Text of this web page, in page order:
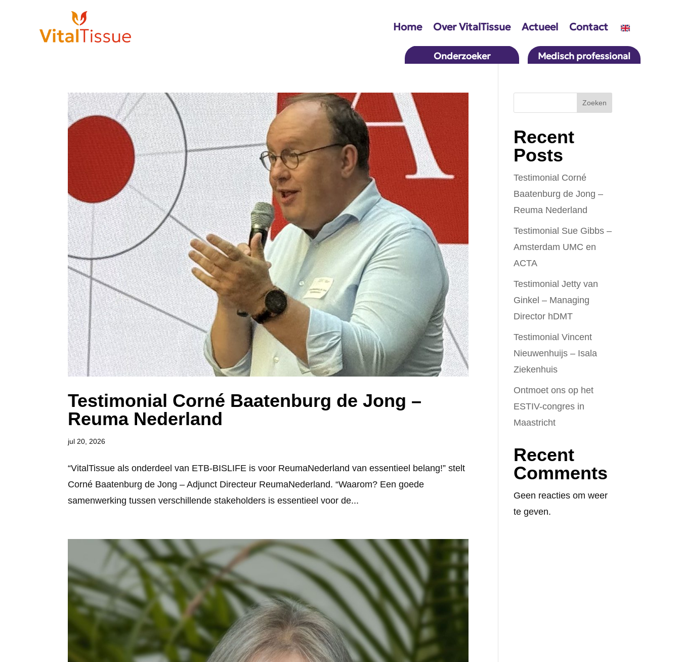
Home Over VitalTissue Actueel Contact
Medisch professional
Onderzoeker
Testimonial Corné Baatenburg de Jong –
Reuma Nederland
jul 20, 2026
“VitalTissue als onderdeel van ETB-BISLIFE is voor ReumaNederland van essentieel belang!” stelt
Corné Baatenburg de Jong – Adjunct Directeur ReumaNederland. “Waarom? Een goede
samenwerking tussen verschillende stakeholders is essentieel voor de...
Zoeken
Recent
Posts
Testimonial Corné
Baatenburg de Jong –
Reuma Nederland
Testimonial Sue Gibbs –
Amsterdam UMC en
ACTA
Testimonial Jetty van
Ginkel – Managing
Director hDMT
Testimonial Vincent
Nieuwenhuijs – Isala
Ziekenhuis
Ontmoet ons op het
ESTIV-congres in
Maastricht
Recent
Comments
Geen reacties om weer
te geven.